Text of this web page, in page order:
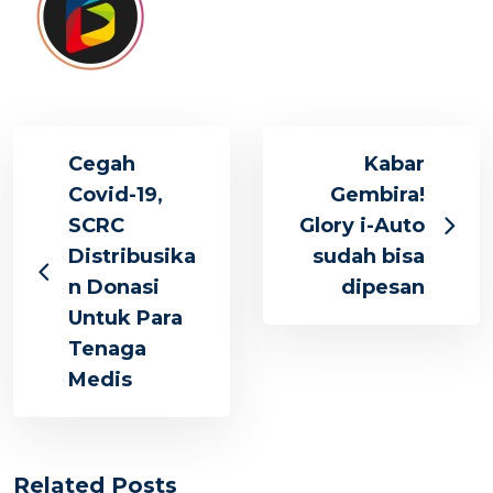
Cegah
Covid-19,
SCRC
Distribusika
n Donasi
Untuk Para
Tenaga
Medis
Kabar
Gembira!
Glory i-Auto
sudah bisa
dipesan
Related Posts